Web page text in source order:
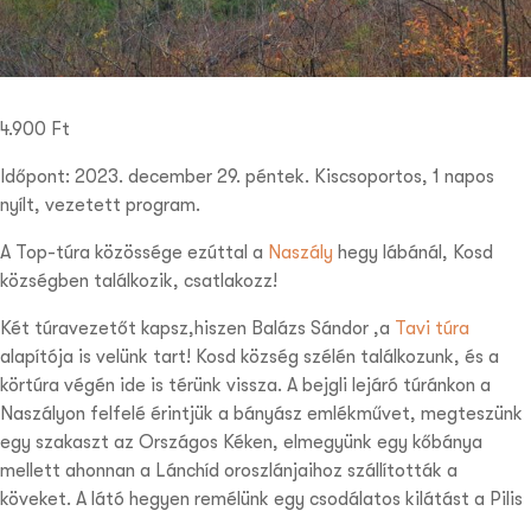
4.900 Ft
Időpont: 2023. december 29. péntek. Kiscsoportos, 1 napos
nyílt, vezetett program.
A Top-túra közössége ezúttal a Naszály hegy lábánál, Kosd
községben találkozik, csatlakozz!
Két túravezetőt kapsz,hiszen Balázs Sándor ,a Tavi túra
alapítója is velünk tart! Kosd község szélén találkozunk, és a
körtúra végén ide is térünk vissza. A bejgli lejáró túránkon a
Naszályon felfelé érintjük a bányász emlékművet, megteszünk
egy szakaszt az Országos Kéken, elmegyünk egy kőbánya
mellett ahonnan a Lánchíd oroszlánjaihoz szállították a
köveket. A látó hegyen remélünk egy csodálatos kilátást a Pilis